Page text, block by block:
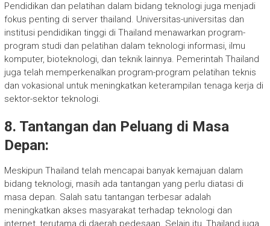
Pendidikan dan pelatihan dalam bidang teknologi juga menjadi
fokus penting di server thailand. Universitas-universitas dan
institusi pendidikan tinggi di Thailand menawarkan program-
program studi dan pelatihan dalam teknologi informasi, ilmu
komputer, bioteknologi, dan teknik lainnya. Pemerintah Thailand
juga telah memperkenalkan program-program pelatihan teknis
dan vokasional untuk meningkatkan keterampilan tenaga kerja di
sektor-sektor teknologi.
8. Tantangan dan Peluang di Masa
Depan:
Meskipun Thailand telah mencapai banyak kemajuan dalam
bidang teknologi, masih ada tantangan yang perlu diatasi di
masa depan. Salah satu tantangan terbesar adalah
meningkatkan akses masyarakat terhadap teknologi dan
internet, terutama di daerah pedesaan. Selain itu, Thailand juga